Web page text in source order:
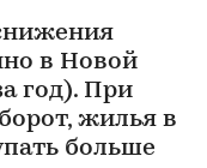
в Новой
год). При
жилья в
больше